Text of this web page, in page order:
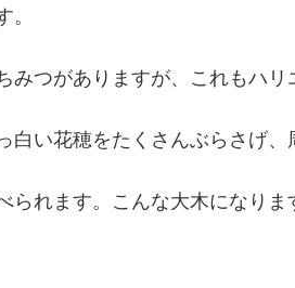
。
つがありますが、これもハリ
い花穂をたくさんぶらさげ、
れます。こんな大木になりま